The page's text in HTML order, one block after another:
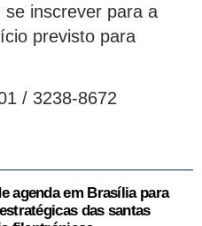
se inscrever para a
previsto para
/ 3238-8672
agenda em Brasília para
das santas